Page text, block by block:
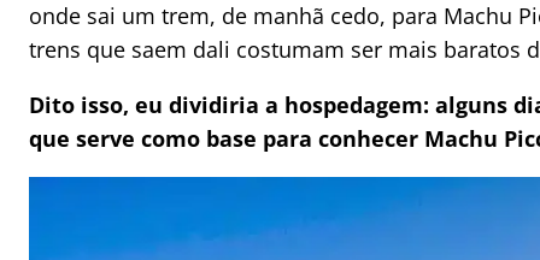
onde sai um trem, de manhã cedo, para Machu
trens que saem dali costumam ser mais baratos
Dito isso, eu dividiria a hospedagem: alguns
que serve como base para conhecer Machu